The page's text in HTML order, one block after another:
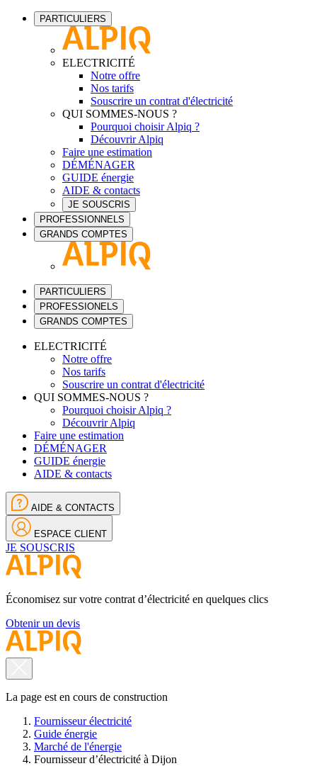
PARTICULIERS
ELECTRICITÉ
Notre offre
Nos tarifs
Souscrire un contrat d'électricité
QUI SOMMES-NOUS ?
Pourquoi choisir Alpiq ?
Découvrir Alpiq
Faire une estimation
DÉMÉNAGER
GUIDE énergie
AIDE & contacts
JE SOUSCRIS
PROFESSIONNELS
GRANDS COMPTES
PARTICULIERS
PROFESSIONELS
GRANDS COMPTES
ELECTRICITÉ
Notre offre
Nos tarifs
Souscrire un contrat d'électricité
QUI SOMMES-NOUS ?
Pourquoi choisir Alpiq ?
Découvrir Alpiq
Faire une estimation
DÉMÉNAGER
GUIDE énergie
AIDE & contacts
AIDE & CONTACTS
ESPACE CLIENT
JE SOUSCRIS
Économisez sur votre contrat d’électricité en quelques clics
Obtenir un devis
La page est en cours de construction
Fournisseur électricité
Guide énergie
Marché de l'énergie
Fournisseur d’électricité à Dijon